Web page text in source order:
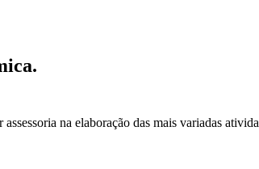
na elaboração das mais variadas